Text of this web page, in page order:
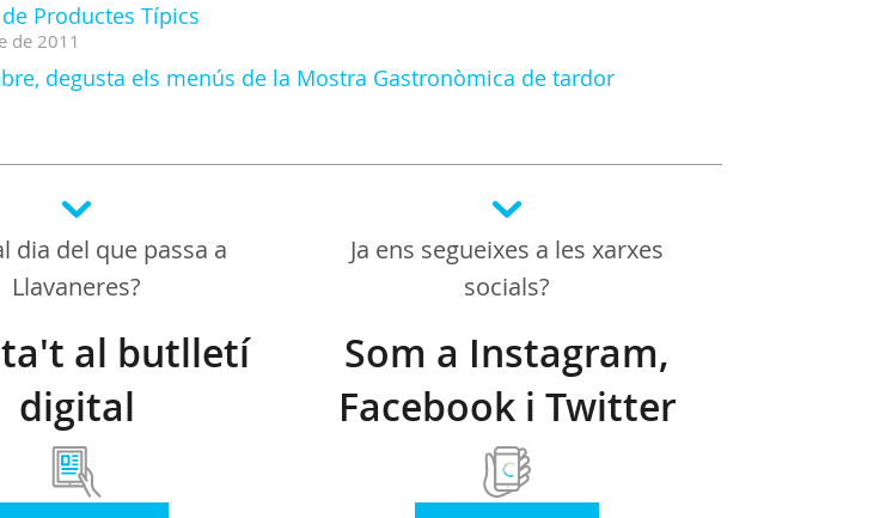
Productes Típics
de 2011
degusta els menús de la Mostra Gastronòmica de tardor
dia del que passa a
Llavaneres?
al butlletí
digital
Ja ens segueixes a les xarxes
socials?
Som a Instagram,
Facebook i Twitter